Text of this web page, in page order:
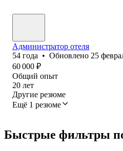
Администратор отеля
54 года • Обновлено 25
60 000 ₽
Общий опыт
20 лет
Другие резюме
Ещё 1 резюме
Быстрые фильтры